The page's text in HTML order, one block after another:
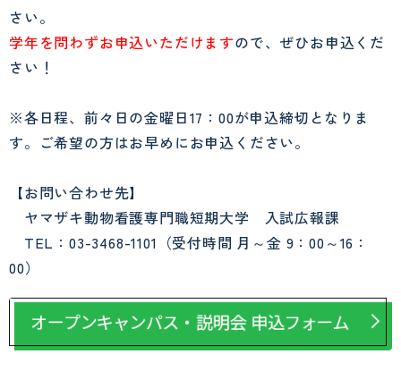
さい。
学年を問わずお申込いただけますので、ぜひお申込くだ
さい！
※各日程、前々日の金曜日17：00が申込締切となりま
す。ご希望の方はお早めにお申込ください。
【お問い合わせ先】
ヤマザキ動物看護専門職短期大学 入試広報課
TEL：03-3468-1101（受付時間 月～金 9：00～16：
00）